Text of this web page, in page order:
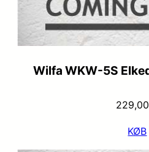
Wilfa WKW-5S
229,00
KØB